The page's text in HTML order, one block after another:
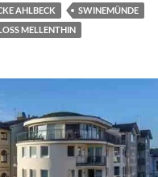
AHLBECK
SWINEMÜNDE
MELLENTHIN